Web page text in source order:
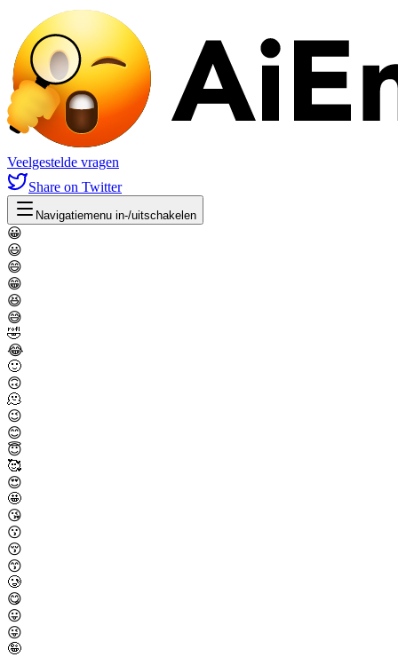
Veelgestelde vragen
Share on Twitter
Navigatiemenu in-/uitschakelen
😀
😃
😄
😁
😆
😅
🤣
😂
🙂
🙃
🫠
😉
😊
😇
🥰
😍
🤩
😘
😗
😚
😙
🥲
😋
😛
😜
🤪